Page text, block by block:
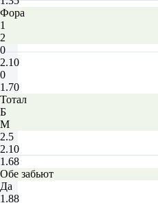
Фора
1
2
0
2.10
0
1.70
Тотал
Б
М
2.5
2.10
1.68
Обе забьют
Да
1.88